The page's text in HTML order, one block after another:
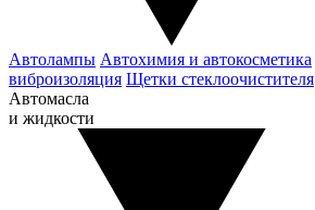
Автолампы Автохимия и автокосметика
виброизоляция Щетки стеклоочистителя
Автомасла
и жидкости